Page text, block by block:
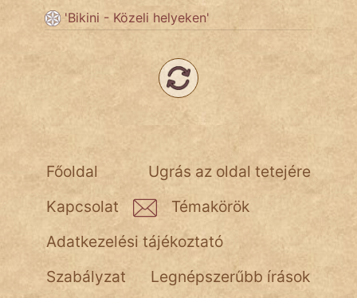
Hunor
vörös ördög
nagyöreg
NapHold
Név nélkül
'Bikini - Közeli helyeken'
Ugrás az oldal tetejére
Főoldal
Kapcsolat
Témakörök
Adatkezelési tájékoztató
Szabályzat
Legnépszerűbb írások